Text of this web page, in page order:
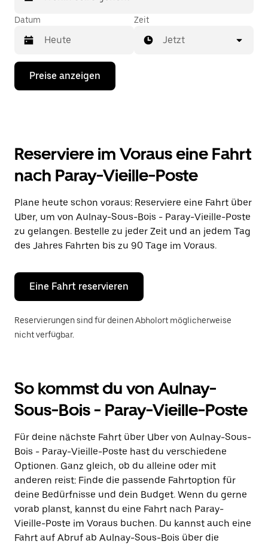
Datum
Drücke
Nach-
Kalender
interagieren
ein
Datum
auszuwählen.
Drücke
die
Escape-
um
den
Kalender
schließen.
Zeit
Jetzt
Preise anzeigen
Reserviere im Voraus eine Fahrt
nach Paray-Vieille-Poste
Plane heute schon voraus: Reserviere eine Fahrt über
Uber, um von Aulnay-Sous-Bois - Paray-Vieille-Poste
zu gelangen. Bestelle zu jeder Zeit und an jedem Tag
des Jahres Fahrten bis zu 90 Tage im Voraus.
Eine Fahrt reservieren
Reservierungen sind für deinen Abholort möglicherweise
nicht verfügbar.
So kommst du von Aulnay-
Sous-Bois - Paray-Vieille-Poste
Für deine nächste Fahrt über Uber von Aulnay-Sous-
Bois - Paray-Vieille-Poste hast du verschiedene
Optionen. Ganz gleich, ob du alleine oder mit
anderen reist: Finde die passende Fahrtoption für
deine Bedürfnisse und dein Budget. Wenn du gerne
vorab planst, kannst du eine Fahrt nach Paray-
Vieille-Poste im Voraus buchen. Du kannst auch eine
Fahrt auf Abruf ab Aulnay-Sous-Bois über die